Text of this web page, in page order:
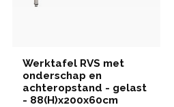
Werktafel RVS met
onderschap en
achteropstand - gelast
- 88(H)x200x60cm